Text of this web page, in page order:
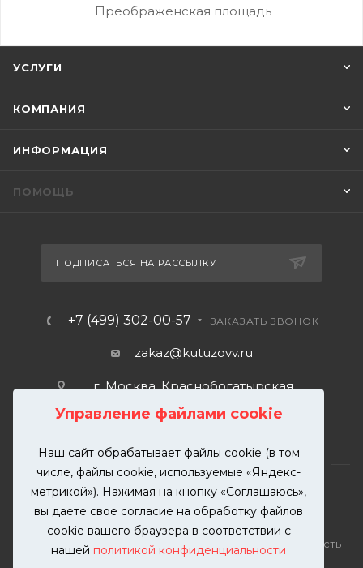
Управление файлами cookie
Наш сайт обрабатывает файлы cookie (в том
числе, файлы cookie, используемые «Яндекс-
метрикой»). Нажимая на кнопку «Соглашаюсь»,
вы даете свое согласие на обработку файлов
cookie вашего браузера в соответствии с
нашей политикой конфиденциальности
Преображенская площадь
УСЛУГИ
КОМПАНИЯ
ИНФОРМАЦИЯ
ПОМОЩЬ
ПОДПИСАТЬСЯ НА РАССЫЛКУ
+7 (499) 302-00-57 ЗАКАЗАТЬ ЗВОНОК
zakaz@kutuzovv.ru
г. Москва, Краснобогатырская
2026 © KUTUZOVV | Кузовной ремонт и покраска
автомобилей. Вся информация на сайте – собственность